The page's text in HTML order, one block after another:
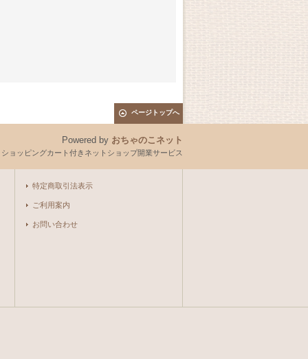
ページトップへ
Powered by おちゃのこネット
ョッピングカート付きネットショップ開業サービス
特定商取引法表示
ご利用案内
お問い合わせ